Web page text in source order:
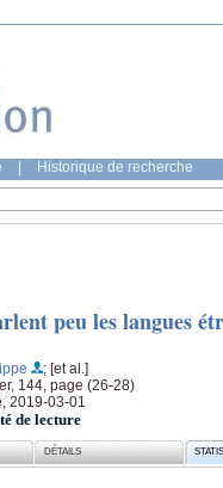
Historique de recherche
peu les langues
; [et al.]
144, page (26-28)
2019-03-01
de lecture
DÉTAILS